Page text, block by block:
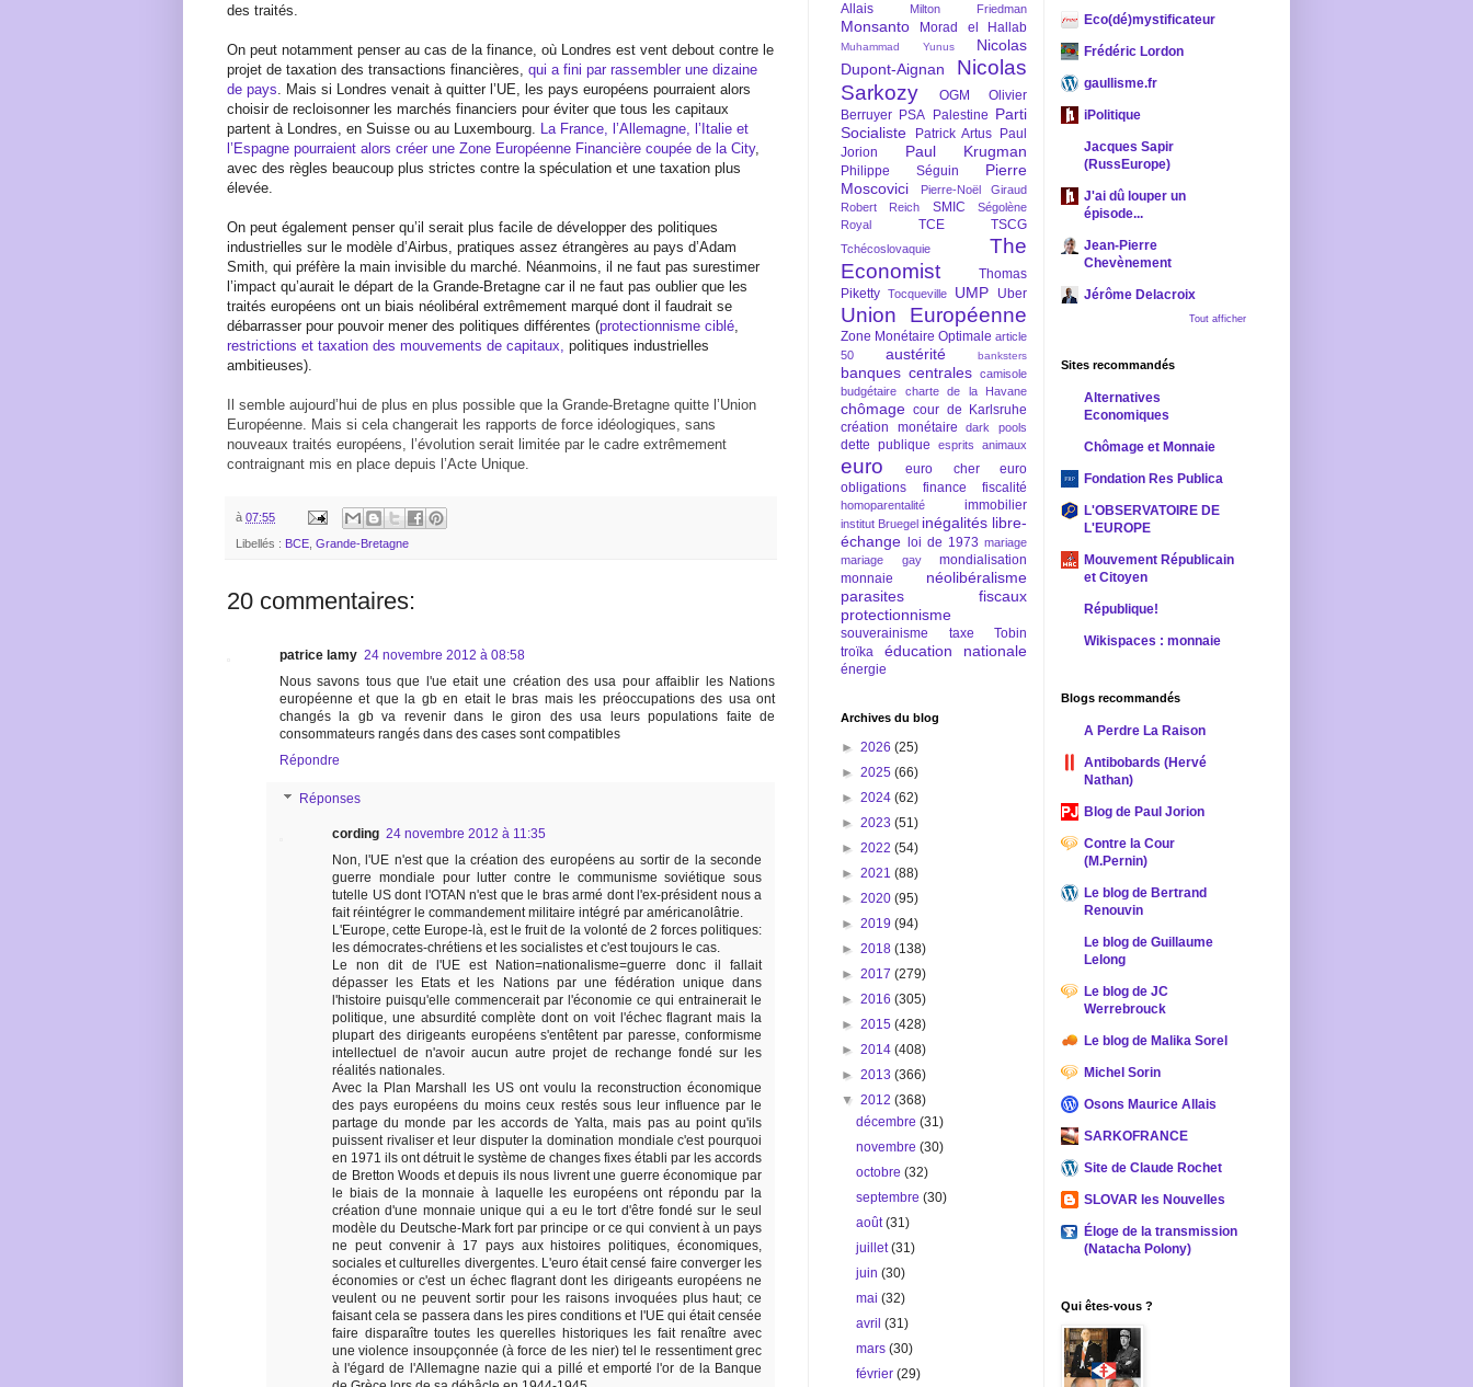
des traités.
On peut notamment penser au cas de la finance, où Londres est vent debout contre le
projet de taxation des transactions financières, qui a fini par rassembler une dizaine
de pays . Mais si Londres venait à quitter l’UE, les pays européens pourraient alors
choisir de recloisonner les marchés financiers pour éviter que tous les capitaux
partent à Londres, en Suisse ou au Luxembourg. La France, l’Allemagne, l’Italie et
l’Espagne pourraient alors créer une Zone Européenne Financière coupée de la City,
avec des règles beaucoup plus strictes contre la spéculation et une taxation plus
élevée.
On peut également penser qu’il serait plus facile de développer des politiques
industrielles sur le modèle d’Airbus, pratiques assez étrangères au pays d’Adam
Smith, qui préfère la main invisible du marché. Néanmoins, il ne faut pas surestimer
l’impact qu’aurait le départ de la Grande-Bretagne car il ne faut pas oublier que les
traités européens ont un biais néolibéral extrêmement marqué dont il faudrait se
débarrasser pour pouvoir mener des politiques différentes (protectionnisme ciblé
restrictions et taxation des mouvements de capitaux, politiques industrielles
ambitieuses).
Il semble aujourd’hui de plus en plus possible que la Grande-Bretagne quitte l’Union
Européenne. Mais si cela changerait les rapports de force idéologiques, sans
nouveaux traités européens, l’évolution serait limitée par le cadre extrêmement
contraignant mis en place depuis l’Acte Unique.
à 07:55
Libellés : BCE Grande-Bretagne
20 commentaires:
patrice lamy 24 novembre 2012 à 08:58
Nous savons tous que l'ue etait une création des usa pour affaiblir les Nations
européenne et que la gb en etait le bras mais les préoccupations des usa ont
changés la gb va revenir dans le giron des usa leurs populations faite de
consommateurs rangés dans des cases sont compatibles
Répondre
Réponses
cording 24 novembre 2012 à 11:35
Non, l'UE n'est que la création des européens au sortir de la seconde
guerre mondiale pour lutter contre le communisme soviétique sous
tutelle US dont l'OTAN n'est que le bras armé dont l'ex-président nous a
fait réintégrer le commandement militaire intégré par américanolâtrie.
L'Europe, cette Europe-là, est le fruit de la volonté de 2 forces politiques:
les démocrates-chrétiens et les socialistes et c'est toujours le cas.
Le non dit de l'UE est Nation=nationalisme=guerre donc il fallait
dépasser les Etats et les Nations par une fédération unique dans
l'histoire puisqu'elle commencerait par l'économie ce qui entrainerait le
politique, une absurdité complète dont on voit l'échec flagrant mais la
plupart des dirigeants européens s'entêtent par paresse, conformisme
intellectuel de n'avoir aucun autre projet de rechange fondé sur les
réalités nationales.
Avec la Plan Marshall les US ont voulu la reconstruction économique
des pays européens du moins ceux restés sous leur influence par le
partage du monde par les accords de Yalta, mais pas au point qu'ils
puissent rivaliser et leur disputer la domination mondiale c'est pourquoi
en 1971 ils ont détruit le système de changes fixes établi par les accords
de Bretton Woods et depuis ils nous livrent une guerre économique par
le biais de la monnaie à laquelle les européens ont répondu par la
création d'une monnaie unique qui a eu le tort d'être fondé sur le seul
modèle du Deutsche-Mark fort par principe or ce qui convient à un pays
ne peut convenir à 17 pays aux histoires politiques, économiques,
sociales et culturelles divergentes. L'euro était censé faire converger les
économies or c'est un échec flagrant dont les dirigeants européens ne
veulent ou ne peuvent sortir pour les raisons invoquées plus haut; ce
faisant cela se passera dans les pires conditions et l'UE qui était censée
faire disparaître toutes les querelles historiques les fait renaître avec
une violence insoupçonnée (à force de les nier) tel le ressentiment grec
à l'égard de l'Allemagne nazie qui a pillé et emporté l'or de la Banque
Allais
Milton Friedman
Monsanto Morad el Hallab
Muhammad Yunus
Nicolas
Dupont-Aignan
Nicolas
Sarkozy
OGM
Olivier
Berruyer PSA Palestine Parti
Socialiste
Patrick Artus
Paul
Jorion
Paul Krugman
Philippe Séguin
Pierre
Moscovici
Pierre-Noël Giraud
Robert Reich
SMIC
Ségolène
Royal
TCE TSCG
Tchécoslovaquie
The
Economist
Thomas
Piketty Tocqueville UMP Uber
Union Européenne
Zone Monétaire Optimale article
50
austérité banksters
banques centrales camisole
budgétaire
charte de la Havane
chômage cour de Karlsruhe
création monétaire
dark pools
dette publique esprits animaux
euro euro cher
euro
obligations
finance fiscalité
homoparentalité immobilier
institut Bruegel inégalités libre-
échange
loi de 1973 mariage
mariage gay
mondialisation
monnaie
néolibéralisme
parasites fiscaux
protectionnisme
souverainisme
taxe Tobin
troïka
éducation nationale
énergie
Archives du blog
► 2026 (25)
► 2025 (66)
► 2024 (62)
► 2023 (51)
► 2022 (54)
► 2021 (88)
► 2020 (95)
► 2019 (94)
► 2018 (138)
► 2017 (279)
► 2016 (305)
► 2015 (428)
► 2014 (408)
► 2013 (366)
▼ 2012 (368)
décembre(31)
novembre(30)
octobre(32)
septembre(30)
août(31)
juillet(31)
juin(30)
mai(32)
avril(31)
mars(30)
février(29)
Eco(dé)mystificateur
Frédéric Lordon
gaullisme.fr
iPolitique
Jacques Sapir
(RussEurope)
J'ai dû louper un
épisode...
Jean-Pierre
Chevènement
Jérôme Delacroix
Tout afficher
Sites recommandés
Alternatives
Economiques
Chômage et Monnaie
Fondation Res Publica
L'OBSERVATOIRE DE
L'EUROPE
Mouvement Républicain
et Citoyen
République!
Wikispaces : monnaie
Blogs recommandés
A Perdre La Raison
Antibobards (Hervé
Nathan)
Blog de Paul Jorion
Contre la Cour
(M.Pernin)
Le blog de Bertrand
Renouvin
Le blog de Guillaume
Lelong
Le blog de JC
Werrebrouck
Le blog de Malika Sorel
Michel Sorin
Osons Maurice Allais
SARKOFRANCE
Site de Claude Rochet
SLOVAR les Nouvelles
Éloge de la transmission
(Natacha Polony)
Qui êtes-vous ?